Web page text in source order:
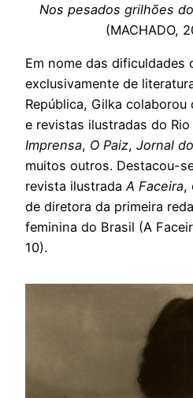
Nos pesados grilhões
(MACHADO,
Em nome das dificuldades
exclusivamente de
República, Gilka
e revistas ilustradas do
Imprensa, O Paiz, Jornal
muitos outros. Destacou-
revista ilustradaA Faceira,
de diretora da primeira
feminina do Brasil (A
10).